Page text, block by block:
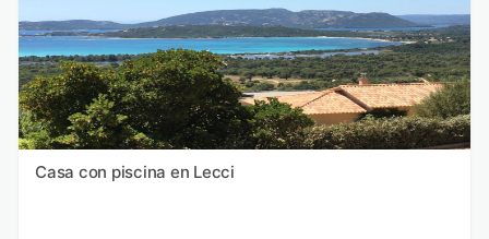
Casa con piscina en Lecci